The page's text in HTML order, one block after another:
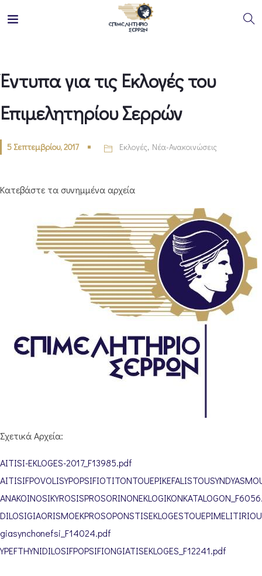
Έντυπα για τις Εκλογές του
Επιμελητηρίου Σερρών
5 Σεπτεμβρίου, 2017 Εκλογές, Νέα-Ανακοινώσεις
Κατεβάστε τα συνημμένα αρχεία
Σχετικά Αρχεία:
AITISI-EKLOGES-2017_F13985.pdf
giasynchonefsi_F14024.pdf
YPEFTHYNIDILOSIFPOPSIFIONGIATISEKLOGES_F12241.pdf